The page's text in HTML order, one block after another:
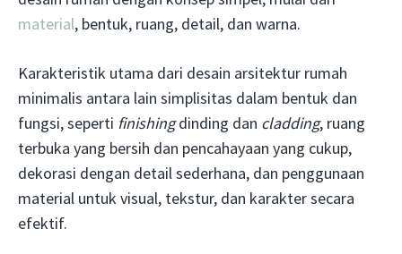
material, bentuk, ruang, detail, dan warna.
Karakteristik utama dari desain arsitektur rumah
minimalis antara lain simplisitas dalam bentuk dan
fungsi, seperti finishingdinding dan cladding, ruang
terbuka yang bersih dan pencahayaan yang cukup,
dekorasi dengan detail sederhana, dan penggunaan
material untuk visual, tekstur, dan karakter secara
efektif.